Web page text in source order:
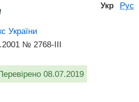
Укр Рус
України
№ 2768-III
08.07.2019